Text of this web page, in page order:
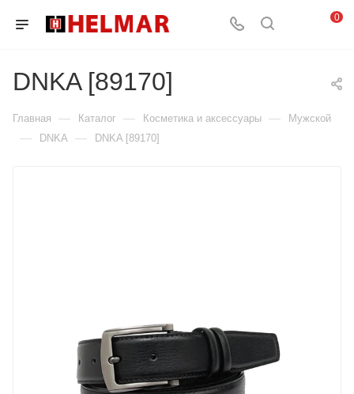
0
DNKA [89170]
Главная — Каталог — Косметика и аксессуары — Мужской
— DNKA — DNKA [89170]